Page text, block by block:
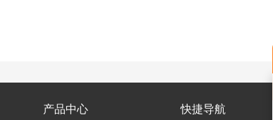
产品中心 快捷导航